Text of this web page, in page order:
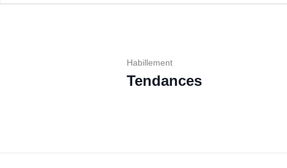
Habillement
Tendances